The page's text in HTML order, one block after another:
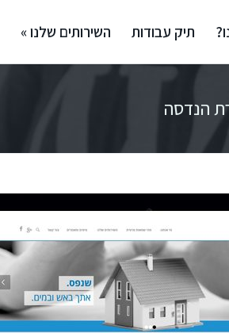
תיק עבודות השירותים שלנו »
הנדסה